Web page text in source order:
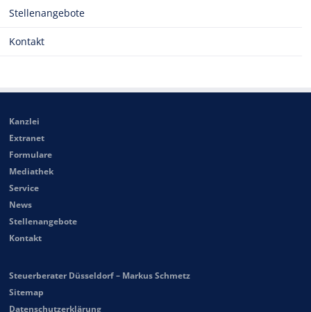
Stellenangebote
Kontakt
Kanzlei
Extranet
Formulare
Mediathek
Service
News
Stellenangebote
Kontakt
Steuerberater Düsseldorf – Markus Schmetz
Sitemap
Datenschutzerklärung